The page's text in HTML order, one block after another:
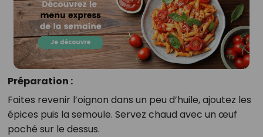
Préparation :
Faites revenir l’oignon dans un peu d’huile, ajoutez les
épices puis la semoule. Servez chaud avec un œuf
poché sur le dessus.